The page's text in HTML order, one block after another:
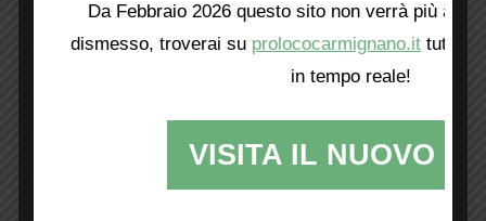
Da Febbraio 2026 questo sito non verrà più
dismesso, troverai su prolococarmignano.it tutti i
in tempo reale!
VISITA IL NUOVO